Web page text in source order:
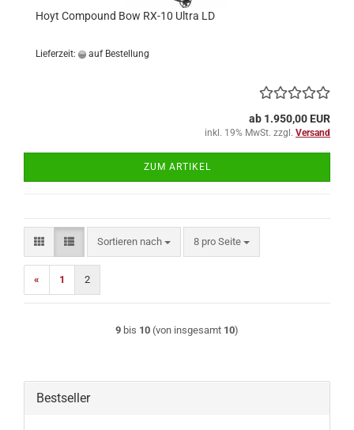
Hoyt Compound Bow RX-10 Ultra LD
Lieferzeit: auf Bestellung
ab 1.950,00 EUR
inkl. 19% MwSt. zzgl. Versand
ZUM ARTIKEL
Sortieren nach
Sortieren nach 8 pro Seite
pro Seite
« 1 2
9 bis 10 (von insgesamt 10)
Bestseller